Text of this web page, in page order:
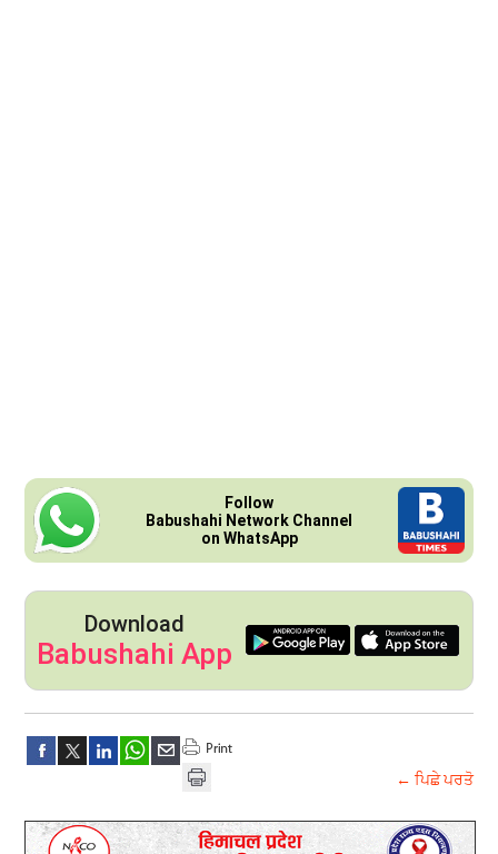
Follow
Babushahi Network Channel
on WhatsApp
Download
Babushahi App
← ਪਿਛੇ ਪਰਤੋ